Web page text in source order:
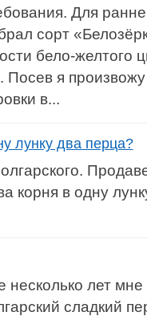
Для
сорт
бело-желтого
Посев я
в...
лунку два перца?
корня в одну
несколько лет
сладкий